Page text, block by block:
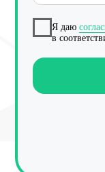
Актуальность данных